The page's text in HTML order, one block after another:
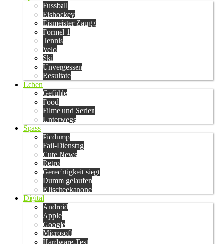
Fussball
Eishockey
Eismeister Zaugg
Formel 1
Tennis
Velo
Ski
Unvergessen
Resultate
Leben
Gefühle
Food
Filme und Serien
Unterwegs
Spass
Picdump
Fail-Dienstag
Cute News
Retro
Gerechtigkeit siegt
Dumm gelaufen
Klischeekanone
Digital
Android
Apple
Google
Microsoft
Hardware-Test